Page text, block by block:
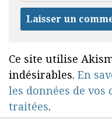
Ce site utilise
indésirables. En
les données de
traitées.